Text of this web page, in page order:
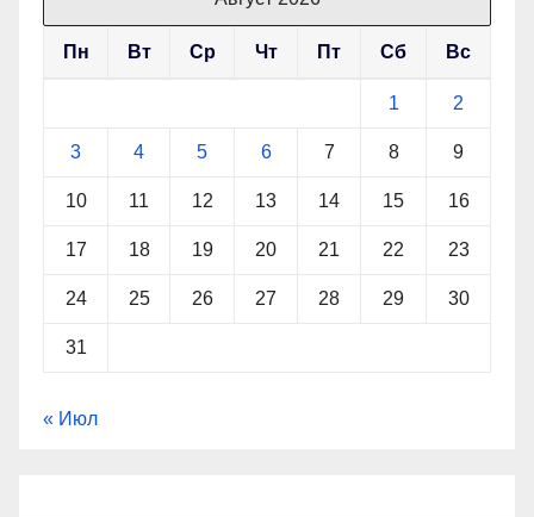
Пн Вт Ср Чт Пт Сб Вс
1 2
3 4 5 6 7 8 9
10 11 12 13 14 15 16
17 18 19 20 21 22 23
24 25 26 27 28 29 30
31
« Июл